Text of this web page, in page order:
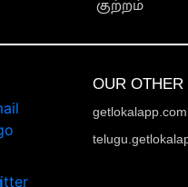
குற்றம்
OUR
getlokalapp.com